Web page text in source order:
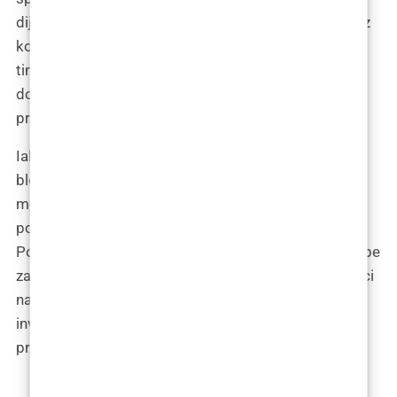
dijeli svoje iskustvo u prevladavanju ovih izazova kroz
kontinuirano obrazovanje, suradnju s razvojnim
timovima i prilagodbu operativnih protokola, što je
doprinijelo uspješnoj integraciji ovih tehnologija u
praksu.
Iako su početni troškovi inteligentnih implantata za
blefaroplastiku viši u usporedbi s tradicionalnim
metodama, analiza troškova i povrata investicije
pokazuje da su dugoročne koristi opravdane.
Poboljšanja u tehničkoj preciznosti, smanjenje potrebe
za revizijskim operacijama i pozitivni psihološki učinci
na pacijente čine ovu tehnologiju isplativom
investicijom kako za pacijente tako i za kirurške
prakse.